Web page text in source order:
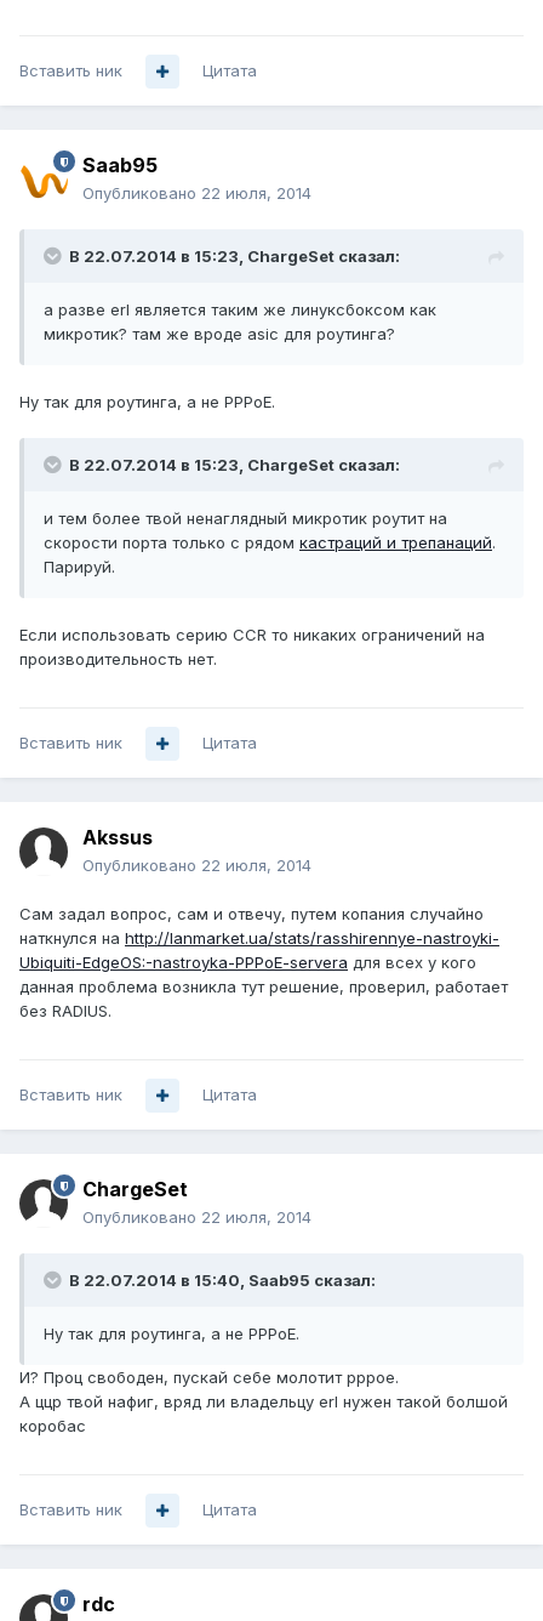
Вставить ник Цитата
Saab95
Опубликовано 22 июля, 2014
В 22.07.2014 в 15:23, ChargeSet сказал:
а разве erl является таким же линуксбоксом как
микротик? там же вроде asic для роутинга?
Ну так для роутинга, а не PPPoE.
В 22.07.2014 в 15:23, ChargeSet сказал:
и тем более твой ненаглядный микротик роутит на
скорости порта только с рядом кастраций и трепанаций.
Парируй.
Если использовать серию CCR то никаких ограничений на
производительность нет.
Вставить ник Цитата
Akssus
Опубликовано 22 июля, 2014
Сам задал вопрос, сам и отвечу, путем копания случайно
наткнулся на http://lanmarket.ua/stats/rasshirennye-nastroyki-
Ubiquiti-EdgeOS:-nastroyka-PPPoE-servera для всех у кого
данная проблема возникла тут решение, проверил, работает
без RADIUS.
Вставить ник Цитата
ChargeSet
Опубликовано 22 июля, 2014
В 22.07.2014 в 15:40, Saab95 сказал:
Ну так для роутинга, а не PPPoE.
И? Проц свободен, пускай себе молотит pppoe.
А ццр твой нафиг, вряд ли владельцу erl нужен такой болшой
коробас
Вставить ник Цитата
rdc